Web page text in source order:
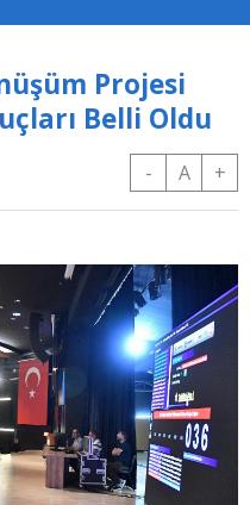
Projesi
Belli Oldu
- A +